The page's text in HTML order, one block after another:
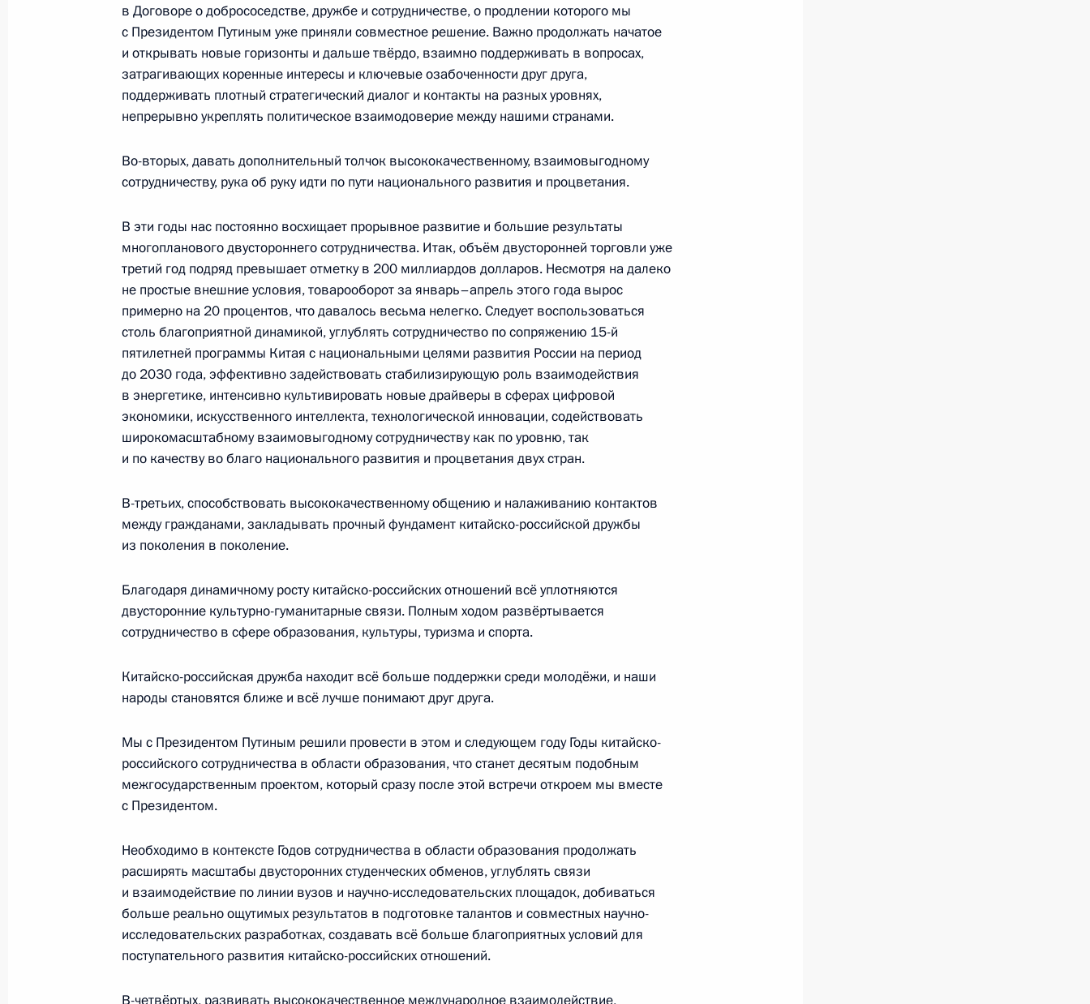
Телефонный разговор с Председателем КНР Си Цзиньпином
8 августа 2025 года, 16:25
Комментарий помощника Президента России Юрия Ушакова
Цзиньпином
19 июня 2025 года, 13:00
Владимир Путин поздравил Председателя КНР Си Цзиньпина
с днём рождения
15 июня 2025 года, 18:45
Российско-китайские переговоры
8 мая 2025 года, 14:30
Начало российско-китайских переговоров в расширенном
составе
8 мая 2025 года, 12:15
26 июля 2026 года
России
Президента России
Президента России
информация
в Договоре о добрососедстве, дружбе и сотрудничестве, о продлении которого мы
с Президентом Путиным уже приняли совместное решение. Важно продолжать начатое
и открывать новые горизонты и дальше твёрдо, взаимно поддерживать в вопросах,
затрагивающих коренные интересы и ключевые озабоченности друг друга,
поддерживать плотный стратегический диалог и контакты на разных уровнях,
непрерывно укреплять политическое взаимодоверие между нашими странами.
Во-вторых, давать дополнительный толчок высококачественному, взаимовыгодному
сотрудничеству, рука об руку идти по пути национального развития и процветания.
В эти годы нас постоянно восхищает прорывное развитие и большие результаты
многопланового двустороннего сотрудничества. Итак, объём двусторонней торговли уже
третий год подряд превышает отметку в 200 миллиардов долларов. Несмотря на далеко
не простые внешние условия, товарооборот за январь–апрель этого года вырос
примерно на 20 процентов, что давалось весьма нелегко. Следует воспользоваться
столь благоприятной динамикой, углублять сотрудничество по сопряжению 15-й
пятилетней программы Китая с национальными целями развития России на период
до 2030 года, эффективно задействовать стабилизирующую роль взаимодействия
в энергетике, интенсивно культивировать новые драйверы в сферах цифровой
экономики, искусственного интеллекта, технологической инновации, содействовать
широкомасштабному взаимовыгодному сотрудничеству как по уровню, так
и по качеству во благо национального развития и процветания двух стран.
В-третьих, способствовать высококачественному общению и налаживанию контактов
между гражданами, закладывать прочный фундамент китайско-российской дружбы
из поколения в поколение.
Благодаря динамичному росту китайско-российских отношений всё уплотняются
двусторонние культурно-гуманитарные связи. Полным ходом развёртывается
сотрудничество в сфере образования, культуры, туризма и спорта.
Китайско-российская дружба находит всё больше поддержки среди молодёжи, и наши
народы становятся ближе и всё лучше понимают друг друга.
Мы с Президентом Путиным решили провести в этом и следующем году Годы китайско-
российского сотрудничества в области образования, что станет десятым подобным
межгосударственным проектом, который сразу после этой встречи откроем мы вместе
с Президентом.
Необходимо в контексте Годов сотрудничества в области образования продолжать
расширять масштабы двусторонних студенческих обменов, углублять связи
и взаимодействие по линии вузов и научно-исследовательских площадок, добиваться
больше реально ощутимых результатов в подготовке талантов и совместных научно-
исследовательских разработках, создавать всё больше благоприятных условий для
поступательного развития китайско-российских отношений.
В-четвёртых, развивать высококачественное международное взаимодействие,